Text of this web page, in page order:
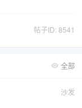
帖子ID: 8541
 全部
沙发